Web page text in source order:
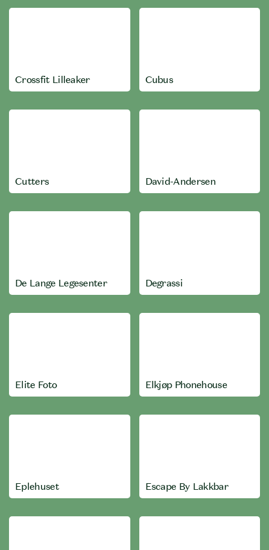
Crossfit Lilleaker Cubus
Cutters David-Andersen
De Lange Legesenter Degrassi
Elite Foto Elkjøp Phonehouse
Eplehuset Escape By Lakkbar